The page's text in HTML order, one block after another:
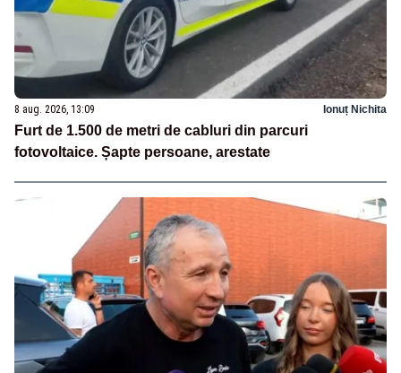
8 aug. 2026, 13:09 Ionuț Nichita
Furt de 1.500 de metri de cabluri din parcuri
fotovoltaice. Șapte persoane, arestate